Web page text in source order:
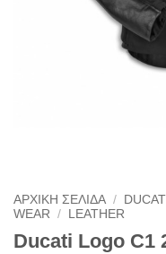
ΑΡΧΙΚΗ ΣΕΛΙΔΑ / DUCATI
WEAR / LEATHER
Ducati Logo C1